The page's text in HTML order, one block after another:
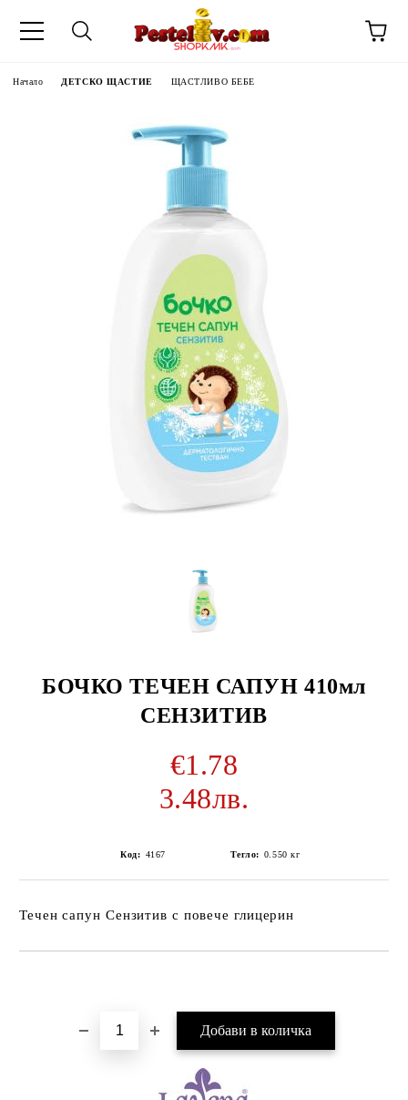
Начало ДЕТСКО ЩАСТИЕ ЩАСТЛИВО БЕБЕ
БОЧКО ТЕЧЕН САПУН 410мл
СЕНЗИТИВ
€1.78
3.48лв.
Код: 4167 Тегло: 0.550 кг
Течен сапун Сензитив с повече глицерин